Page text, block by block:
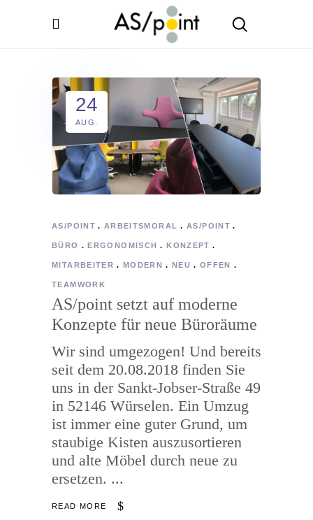
24
AUG.
AS/POINT ARBEITSMORAL AS/POINT
BÜRO ERGONOMISCH KONZEPT
MITARBEITER MODERN NEU OFFEN
TEAMWORK
AS/point setzt auf moderne
Konzepte für neue Büroräume
Wir sind umgezogen! Und bereits
seit dem 20.08.2018 finden Sie
uns in der Sankt-Jobser-Straße 49
in 52146 Würselen. Ein Umzug
ist immer eine guter Grund, um
staubige Kisten auszusortieren
und alte Möbel durch neue zu
ersetzen.
READ MORE